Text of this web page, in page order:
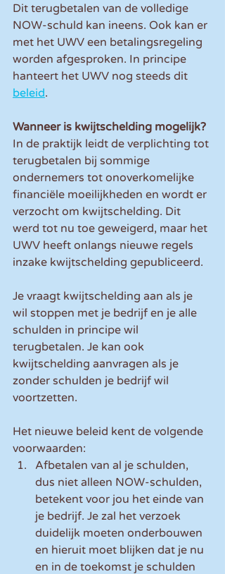
Dit terugbetalen van de volledige
NOW-schuld kan ineens. Ook kan er
met het UWV een betalingsregeling
worden afgesproken. In principe
hanteert het UWV nog steeds dit
beleid.
Wanneer is kwijtschelding mogelijk?
In de praktijk leidt de verplichting tot
terugbetalen bij sommige
ondernemers tot onoverkomelijke
financiële moeilijkheden en wordt er
verzocht om kwijtschelding. Dit
werd tot nu toe geweigerd, maar het
UWV heeft onlangs nieuwe regels
inzake kwijtschelding gepubliceerd.
Je vraagt kwijtschelding aan als je
wil stoppen met je bedrijf en je alle
schulden in principe wil
terugbetalen. Je kan ook
kwijtschelding aanvragen als je
zonder schulden je bedrijf wil
voortzetten.
Het nieuwe beleid kent de volgende
voorwaarden:
Afbetalen van al je schulden,
dus niet alleen NOW-schulden,
betekent voor jou het einde van
je bedrijf. Je zal het verzoek
duidelijk moeten onderbouwen
en hieruit moet blijken dat je nu
en in de toekomst je schulden